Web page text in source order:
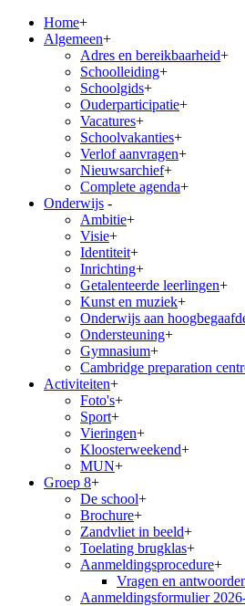
Home+
Algemeen+
Adres en bereikbaarheid+
Schoolleiding+
Schoolgids+
Ouderparticipatie+
Vacatures+
Schoolvakanties+
Verlof aanvragen+
Nieuwsarchief+
Complete agenda+
Onderwijs -
Ambitie+
Visie+
Identiteit+
Inrichting+
Getalenteerde leerlingen+
Kunst en muziek+
Onderwijs aan
Ondersteuning+
Gymnasium+
Cambridge preparation
Activiteiten+
Foto's+
Sport+
Vieringen+
Kloosterweekend+
MUN+
Groep 8+
De school+
Brochure+
Zandvliet in beeld+
Toelating brugklas+
Aanmeldingsprocedure+
Vragen en
Aanmeldingsformulier